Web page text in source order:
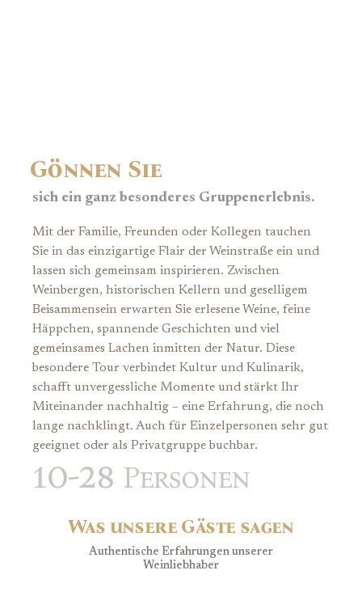
Gönnen Sie
sich ein ganz besonderes Gruppenerlebnis.
Mit der Familie, Freunden oder Kollegen tauchen
Sie in das einzigartige Flair der Weinstraße ein und
lassen sich gemeinsam inspirieren. Zwischen
Weinbergen, historischen Kellern und geselligem
Beisammensein erwarten Sie erlesene Weine, feine
Häppchen, spannende Geschichten und viel
gemeinsames Lachen inmitten der Natur. Diese
besondere Tour verbindet Kultur und Kulinarik,
schafft unvergessliche Momente und stärkt Ihr
Miteinander nachhaltig – eine Erfahrung, die noch
lange nachklingt. Auch für Einzelpersonen sehr gut
geeignet oder als Privatgruppe buchbar.
10-28 Personen
Was unsere Gäste sagen
Authentische Erfahrungen unserer
Weinliebhaber